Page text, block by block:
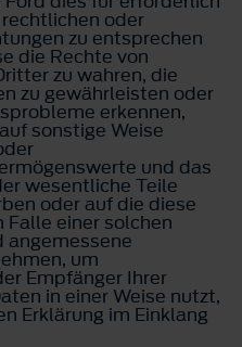
oder
zu entsprechen
die Rechte von
zu wahren, die
zu gewährleisten oder
erkennen,
sonstige Weise
und das
wesentliche Teile
oder auf die diese
einer solchen
angemessene
um
Empfänger Ihrer
in einer Weise nutzt,
Erklärung im Einklang